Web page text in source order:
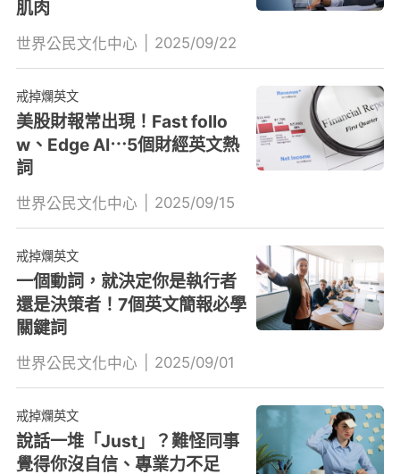
肌肉
世界公民文化中心 2025/09/22
戒掉爛英文
美股財報常出現！Fast follo
w、Edge AI⋯5個財經英文熱
詞
世界公民文化中心 2025/09/15
戒掉爛英文
一個動詞，就決定你是執行者
還是決策者！7個英文簡報必學
關鍵詞
世界公民文化中心 2025/09/01
戒掉爛英文
說話一堆「Just」？難怪同事
覺得你沒自信、專業力不足